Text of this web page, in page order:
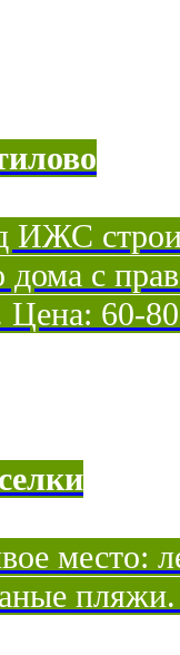
ИЖС
дома с
60-80
место: